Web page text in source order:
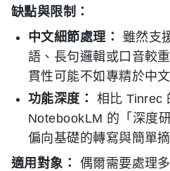
缺點與限制：
中文細節處理：
雖然支
語、長句邏輯或口音較
貫性可能不如專精於中
功能深度：
相比 Tinrec
NotebookLM 的「深度
偏向基礎的轉寫與簡單摘
適用對象：
偶爾需要處理